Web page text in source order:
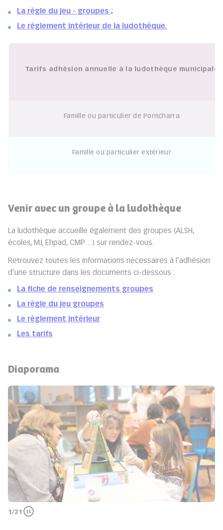
La règle du jeu - groupes ;
Le règlement intérieur de la ludothèque.
Tarifs adhésion annuelle à la ludothèque municipale
Famille ou particulier de Pontcharra
Famille ou particulier extérieur
Venir avec un groupe à la ludothèque
La ludothèque accueille également des groupes (ALSH,
écoles, MJ, Ehpad, CMP…) sur rendez-vous.
Retrouvez toutes les informations nécessaires à l’adhésion
d’une structure dans les documents ci-dessous :
La fiche de renseignements groupes
La règle du jeu groupes
Le règlement intérieur
Les tarifs
Diaporama
1/21
précédent